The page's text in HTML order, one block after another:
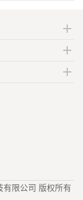
限公司 版权所有